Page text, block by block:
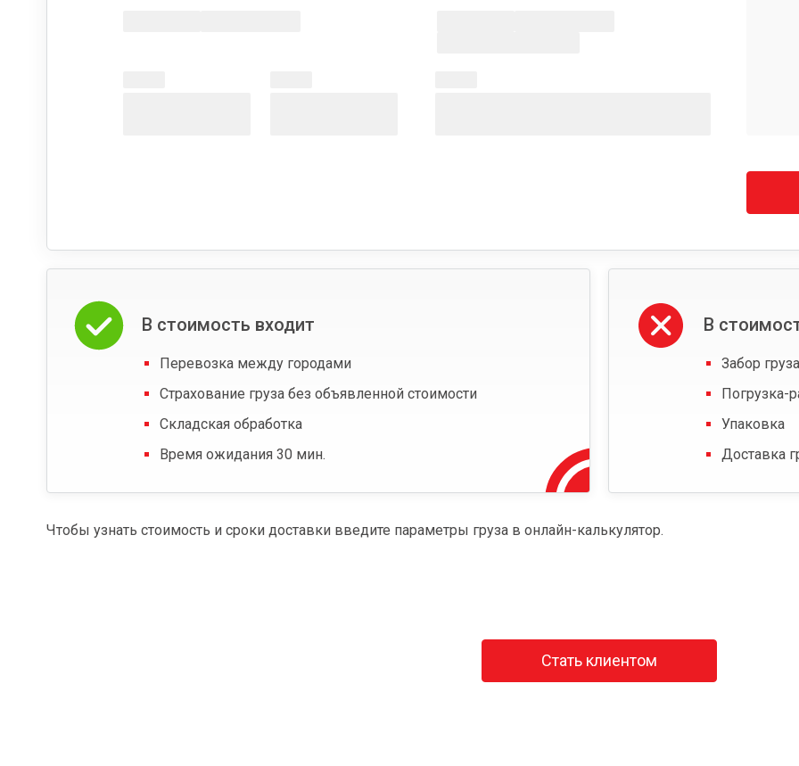
В стоимость входит
Перевозка между городами
Страхование груза без объявленной стоимости
Складская обработка
Время ожидания 30 мин.
В
Забор
Погрузка-
Упаковка
Доставка
Чтобы узнать стоимость и сроки доставки введите параметры груза в онлайн-калькулятор.
Стать клиентом